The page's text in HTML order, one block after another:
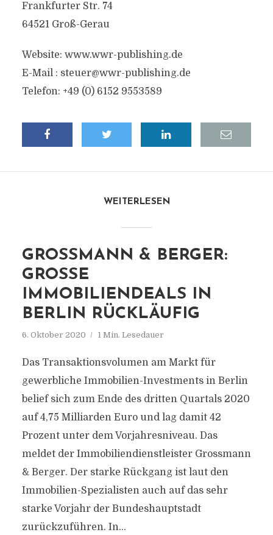
Frankfurter Str. 74
64521 Groß-Gerau
Website: www.wwr-publishing.de
E-Mail : steuer@wwr-publishing.de
Telefon: +49 (0) 6152 9553589
WEITERLESEN
GROSSMANN & BERGER:
GROSSE I
MMOBILIENDEALS IN B
ERLIN RÜCKLÄUFIG
6. Oktober 2020 1 Min. Lesedauer
Das Transaktionsvolumen am Markt für
gewerbliche Immobilien-Investments in Berlin
belief sich zum Ende des dritten Quartals 2020
auf 4,75 Milliarden Euro und lag damit 42
Prozent unter dem Vorjahresniveau. Das
meldet der Immobiliendienstleister Grossmann
& Berger. Der starke Rückgang ist laut den
Immobilien-Spezialisten auch auf das sehr
starke Vorjahr der Bundeshauptstadt
zurückzuführen. In...